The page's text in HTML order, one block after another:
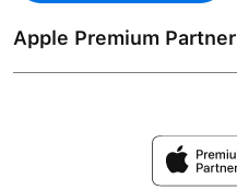
Apple Premium Partner